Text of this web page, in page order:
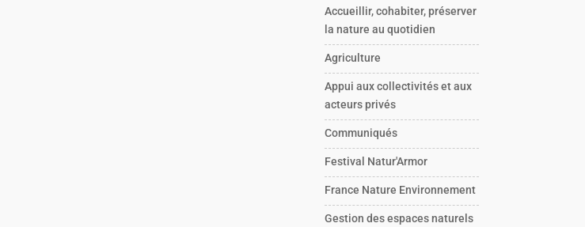
Accueillir, cohabiter, préserver
la nature au quotidien
Agriculture
Appui aux collectivités et aux
acteurs privés
Communiqués
Festival Natur'Armor
France Nature Environnement
Gestion des espaces naturels